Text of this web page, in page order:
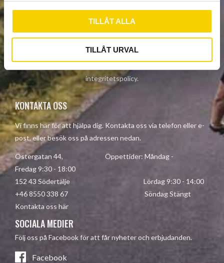
l
TILLÅT ALLA
TILLÅT URVAL
integritetspolicy.
KONTAKTA OSS
Vi finns här för att hjälpa dig. Kontakta oss via telefon eller e-
post, eller besök oss på adressen nedan.
Östergatan 44, Öppettider: Måndag -
Fredag 9:30 - 18:00
152 43 Södertälje Lördag 9:30 - 14:00
+46 8550 338 67 Söndag Stängt
Kontakta oss här
SOCIALA MEDIER
Följ oss på Facebook för att får nyheter och erbjudanden.
Facebook